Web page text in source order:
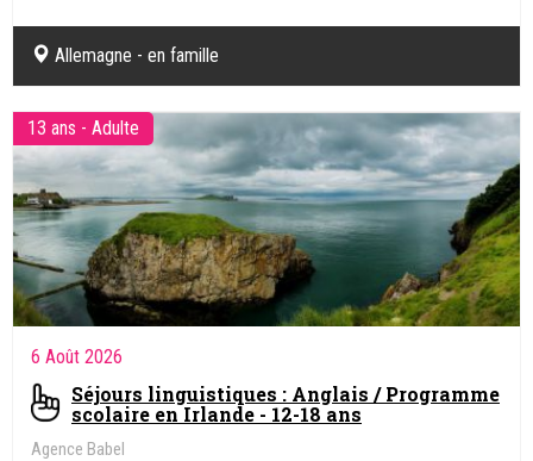
Allemagne - en famille
13 ans - Adulte
6 Août 2026
Séjours linguistiques : Anglais / Programme
scolaire en Irlande - 12-18 ans
Agence Babel